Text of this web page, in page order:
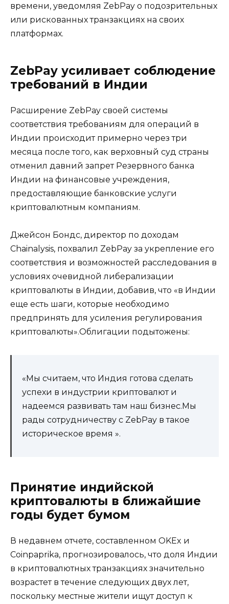
времени, уведомляя ZebPay о подозрительных
или рискованных транзакциях на своих
платформах.
ZebPay усиливает соблюдение
требований в Индии
Расширение ZebPay своей системы
соответствия требованиям для операций в
Индии происходит примерно через три
месяца после того, как верховный суд страны
отменил давний запрет Резервного банка
Индии на финансовые учреждения,
предоставляющие банковские услуги
криптовалютным компаниям.
Джейсон Бондс, директор по доходам
Chainalysis, похвалил ZebPay за укрепление его
соответствия и возможностей расследования в
условиях очевидной либерализации
криптовалюты в Индии, добавив, что «в Индии
еще есть шаги, которые необходимо
предпринять для усиления регулирования
криптовалюты».Облигации подытожены:
«Мы считаем, что Индия готова сделать
успехи в индустрии криптовалют и
надеемся развивать там наш бизнес.Мы
рады сотрудничеству с ZebPay в такое
историческое время ».
Принятие индийской
криптовалюты в ближайшие
годы будет бумом
В недавнем отчете, составленном OKEx и
Coinpaprika, прогнозировалось, что доля Индии
в криптовалютных транзакциях значительно
возрастет в течение следующих двух лет,
поскольку местные жители ищут доступ к